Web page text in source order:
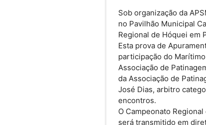
Sob organização da
no Pavilhão Municipal
Regional de Hóquei em
Esta prova de
participação do
Associação de
da Associação de
José Dias, arbitro
encontros.
O Campeonato
será transmitido em